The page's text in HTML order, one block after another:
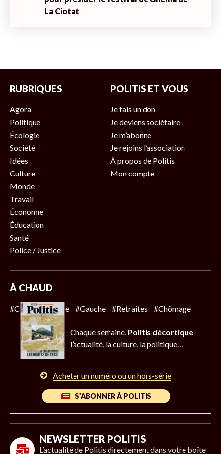
La Ciotat
RUBRIQUES
Agora
Politique
Écologie
Société
Idées
Culture
Monde
Travail
Économie
Éducation
Santé
Police / Justice
POLITIS ET VOUS
Je fais un don
Je deviens sociétaire
Je m’abonne
Je rejoins l’association
À propos de Politis
Mon compte
À CHAUD
#Climat #Police #Gauche #Retraites #Chômage
Chaque semaine, Politis décortique
l’actualité, la culture, la politique…
Acheter un numéro ou un hors-série
S’ABONNER À POLITIS
NEWSLETTER POLITIS
L’actualité de Politis directement dans votre boîte